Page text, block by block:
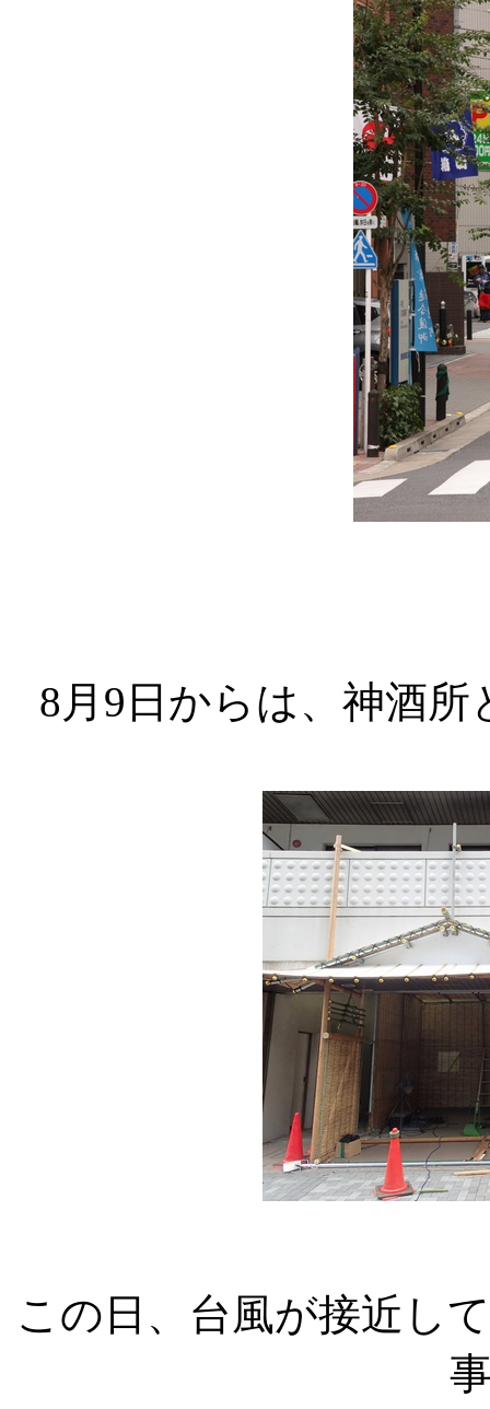
8月9日からは、神酒
この日、台風が接近し